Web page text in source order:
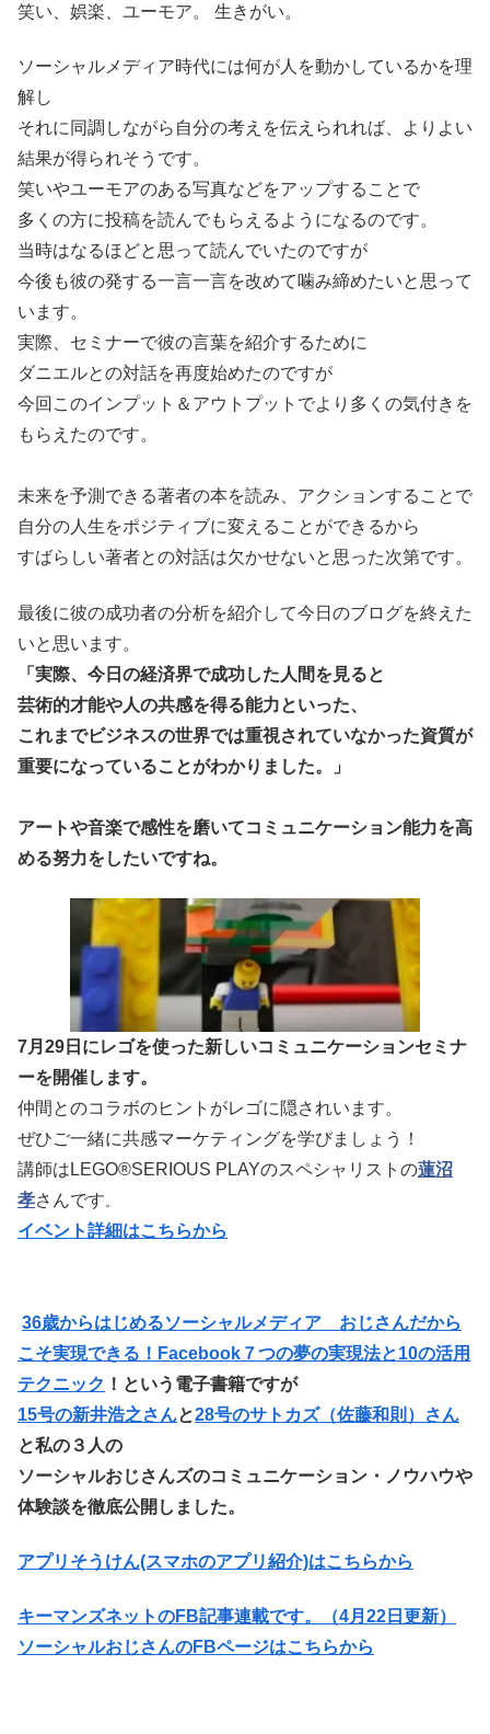
笑い、娯楽、ユーモア。 生きがい。
ソーシャルメディア時代には何が人を動かしているかを理
解し
それに同調しながら自分の考えを伝えられれば、よりよい
結果が得られそうです。
笑いやユーモアのある写真などをアップすることで
多くの方に投稿を読んでもらえるようになるのです。
当時はなるほどと思って読んでいたのですが
今後も彼の発する一言一言を改めて噛み締めたいと思って
います。
実際、セミナーで彼の言葉を紹介するために
ダニエルとの対話を再度始めたのですが
今回このインプット＆アウトプットでより多くの気付きを
もらえたのです。
未来を予測できる著者の本を読み、アクションすることで
自分の人生をポジティブに変えることができるから
すばらしい著者との対話は欠かせないと思った次第です。
最後に彼の成功者の分析を紹介して今日のブログを終えた
いと思います。
「実際、今日の経済界で成功した人間を見ると
芸術的才能や人の共感を得る能力といった、
これまでビジネスの世界では重視されていなかった資質が
重要になっていることがわかりました。」
アートや音楽で感性を磨いてコミュニケーション能力を高
める努力をしたいですね。
7月29日にレゴを使った新しいコミュニケーションセミナ
ーを開催します。
仲間とのコラボのヒントがレゴに隠されいます。
ぜひご一緒に共感マーケティングを学びましょう！
講師は LEGO®SERIOUS PLAYのスペシャリストの蓮沼
孝さんです 。
イベント詳細はこちらから
36歳からはじめるソーシャルメディア おじさんだから
こそ実現できる！Facebook７つの夢の実現法と10の活用
テクニック ！という電子書籍ですが
15号の新井浩之さんと28号のサトカズ（佐藤和則）さん
と私の３人の
ソーシャルおじさんズのコミュニケーション・ノウハウや
体験談を徹底公開しました。
アプリそうけん(スマホのアプリ紹介)はこちらから
キーマンズネットのFB記事連載です。（4月22日更新）
ソーシャルおじさんのFBページはこちらから